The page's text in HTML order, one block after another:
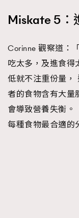
Miskate 5
Corinne 觀察道：
吃太多，及進食得
低就不注重份量，
者的食物含有大量
會導致營養失衡。
每種食物最合適的